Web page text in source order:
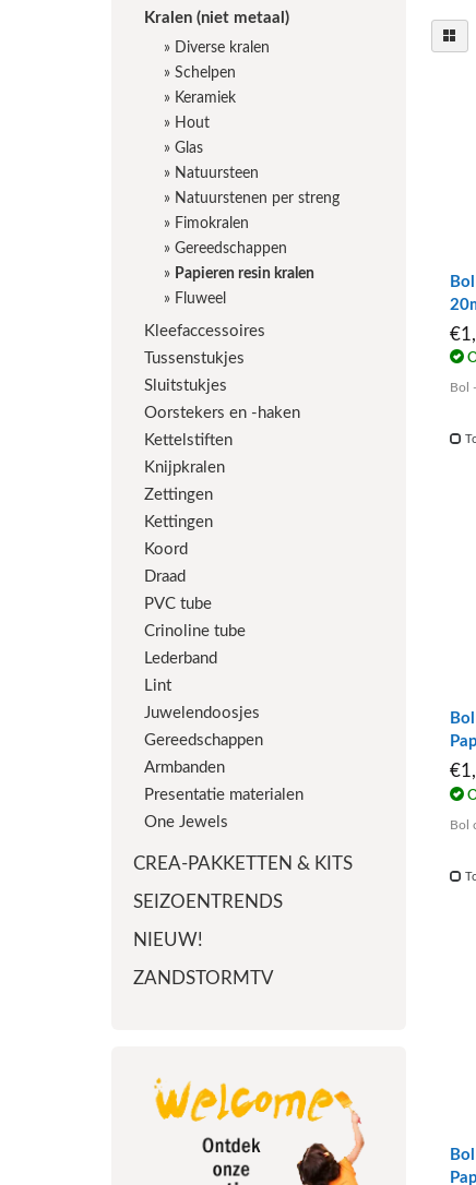
Kralen (niet metaal)
» Diverse kralen
» Schelpen
» Keramiek
» Hout
» Glas
» Natuursteen
» Natuurstenen per streng
» Fimokralen
» Gereedschappen
» Papieren resin kralen
» Fluweel
Kleefaccessoires
Tussenstukjes
Sluitstukjes
Oorstekers en -haken
Kettelstiften
Knijpkralen
Zettingen
Kettingen
Koord
Draad
PVC tube
Crinoline tube
Lederband
Lint
Juwelendoosjes
Gereedschappen
Armbanden
Presentatie materialen
One Jewels
CREA-PAKKETTEN & KITS
SEIZOENTRENDS
NIEUW!
ZANDSTORMTV
Bol
Bol